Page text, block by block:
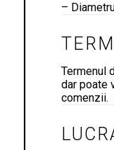
–
Termenul
dar poate
comenzii.